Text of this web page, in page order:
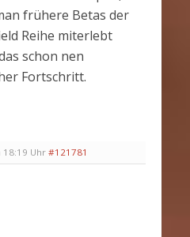
frühere Betas der
Reihe miterlebt
schon nen
Fortschritt.
18:19 Uhr #121781